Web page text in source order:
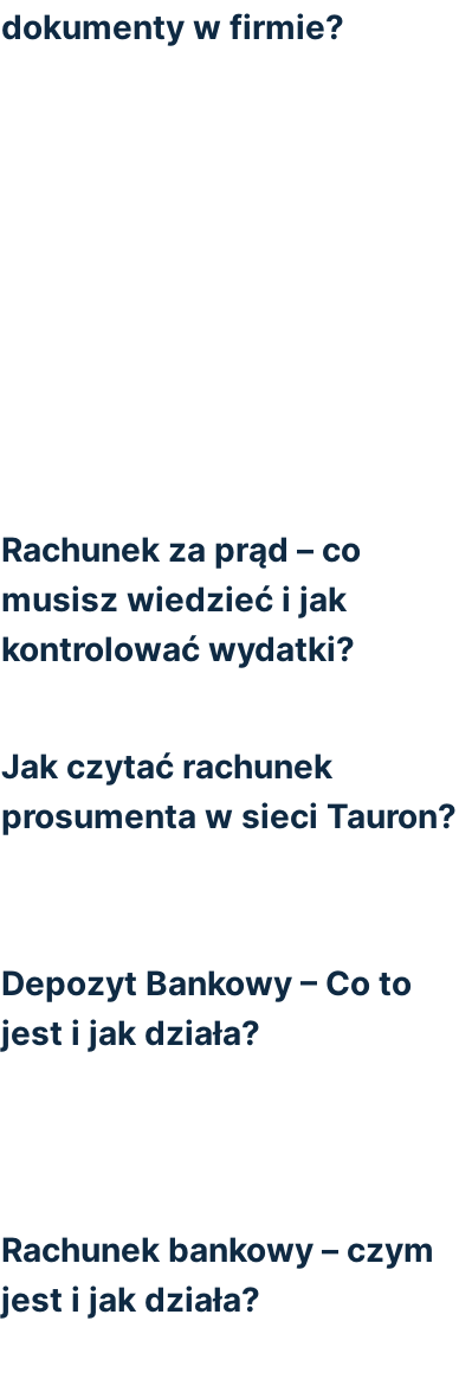
dokumenty w firmie?
Rachunek za prąd – co
musisz wiedzieć i jak
kontrolować wydatki?
Jak czytać rachunek
prosumenta w sieci Tauron?
Depozyt Bankowy – Co to
jest i jak działa?
Rachunek bankowy – czym
jest i jak działa?